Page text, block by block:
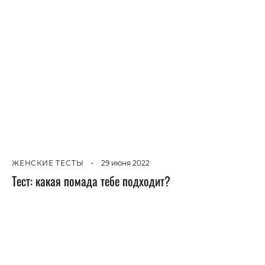
ЖЕНСКИЕ ТЕСТЫ • 29 июня 2022
Тест: какая помада тебе подходит?